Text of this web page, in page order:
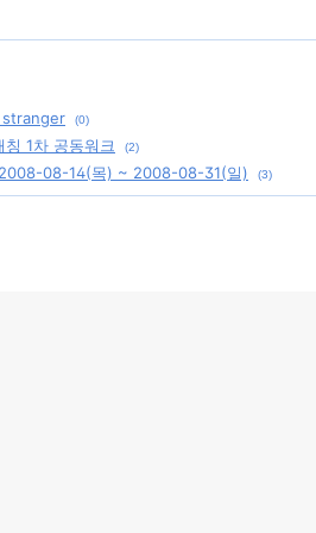
stranger (0)
1차 공동워크 (2)
08-14(목) ~ 2008-08-31(일) (3)